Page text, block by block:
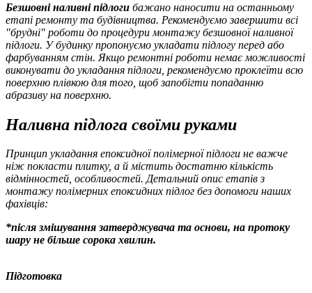
Безшовні наливні підлоги бажано наносити на останньому
етапі ремонту та будівництва. Рекомендуємо завершити всі
"брудні" роботи до процедури монтажу безшовної наливної
підлоги. У будинку пропонуємо укладати підлогу перед або
фарбуванням стін. Якщо ремонтні роботи немає можливості
виконувати до укладання підлоги, рекомендуємо проклеїти всю
поверхню плівкою для того, щоб запобігти попаданню
абразиву на поверхню.
Наливна підлога своїми руками
Принцип укладання епоксидної полімерної підлоги не важче
ніж покласти плитку, а й містить достатню кількість
відмінностей, особливостей. Детальний опис етапів з
монтажу полімерних епоксидних підлог без допомоги наших
фахівців:
*після змішування затверджувача та основи, на протоку
шару не більше сорока хвилин.
Підготовка